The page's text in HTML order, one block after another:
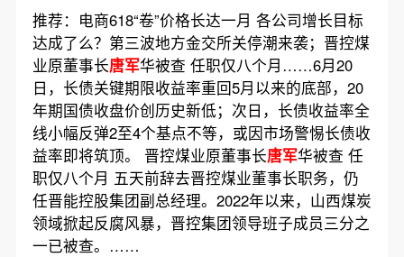
推荐：电商618“卷”价格长达一月 各公司增长目标
达成了么？第三波地方金交所关停潮来袭；晋控煤
业原董事长唐军华被查 任职仅八个月……6月20
日，长债关键期限收益率重回5月以来的底部，20
年期国债收盘价创历史新低；次日，长债收益率全
线小幅反弹2至4个基点不等，或因市场警惕长债收
益率即将筑顶。 晋控煤业原董事长唐军华被查 任
职仅八个月 五天前辞去晋控煤业董事长职务，仍
任晋能控股集团副总经理。2022年以来，山西煤炭
领域掀起反腐风暴，晋控集团领导班子成员三分之
一已被查。……